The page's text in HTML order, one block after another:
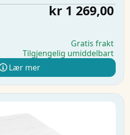
kr 1 269,00
Gratis frakt
Tilgjengelig umiddelbart
Lær mer